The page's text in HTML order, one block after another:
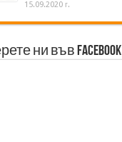
15.09.2020 г.
ни във Facebook